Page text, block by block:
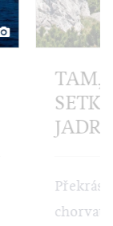
TAM,